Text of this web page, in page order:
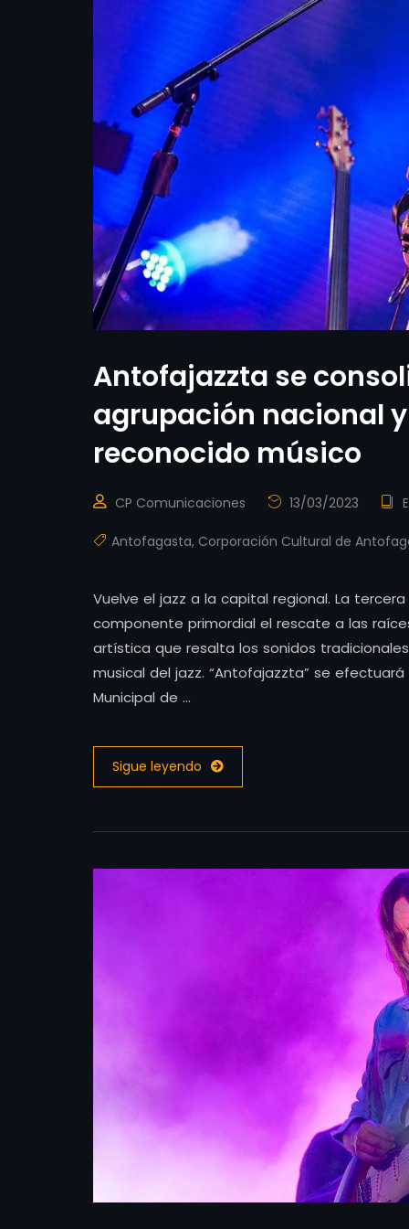
Antofajazzta se
agrupación nacional
reconocido músico
CP Comunicaciones 13/03/2023
Antofagasta, Corporación Cultural de
Vuelve el jazz a la capital regional. La
componente primordial el rescate a las
artística que resalta los sonidos
musical del jazz. “Antofajazzta” se
Municipal de …
Sigue leyendo